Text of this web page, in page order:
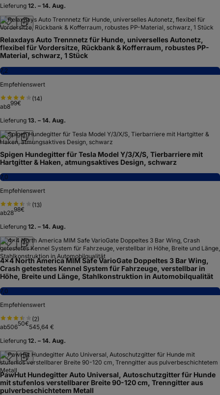
Lieferung 12. – 14. Aug.
Relaxdays Auto Trennnetz für Hunde, universelles Autonetz,
flexibel für Vordersitze, Rückbank & Kofferraum, robustes PP-
Material, schwarz, 1 Stück
7,2
Empfehlenswert
(14)
ab899€
Lieferung 13. – 14. Aug.
Spigen Hundegitter für Tesla Model Y/3/X/S, Tierbarriere mit
Hartgitter & Haken, atmungsaktives Design, schwarz
7,0
Empfehlenswert
(13)
ab2898€
Lieferung 12. – 14. Aug.
4x4 North America MIM Safe VarioGate Doppeltes 3 Bar Wing,
Crash getestetes Kennel System für Fahrzeuge, verstellbar in
Höhe, Breite und Länge, Stahlkonstruktion in Automobilqualität
7,0
Empfehlenswert
(2)
ab50650€545,64 €
Lieferung 12. – 14. Aug.
PawHut Hundegitter Auto Universal, Autoschutzgitter für Hunde
mit stufenlos verstellbarer Breite 90-120 cm, Trenngitter aus
pulverbeschichtetem Metall